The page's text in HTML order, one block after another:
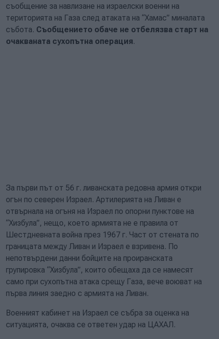
съобщение за навлизане на израелски военни на
територията на Газа след атаката на “Хамас” миналата
събота. Съобщението обаче не отбелязва старт на
очакваната сухопътна операция.
За първи път от 56 г. ливанската редовна армия откри
огън по северен Израел. Артилерията на Ливан е
отвърнала на огъня на Израел по опорни пунктове на
“Хизбула”, нещо, което армията не е правила от
Шестдневната война през 1967 г. Част от стената по
границата между Ливан и Израел е взривена. По
непотвърдени данни бойците на проиранската
групировка “Хизбула”, които обещаха да се намесят
само при сухопътна атака срещу Газа, вече воюват на
първа линия заедно с армията на Ливан.
Военният кабинет на Израел се събра за оценка на
ситуацията, очаква се ответен удар на ЦАХАЛ.